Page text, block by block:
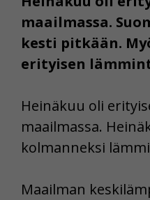
maailmassa.
kesti pitkään.
erityisen
Heinäkuu oli
maailmassa.
kolmanneksi
Maailman